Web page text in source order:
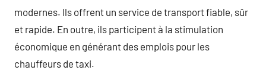
modernes. Ils offrent un service de transport fiable, sûr
et rapide. En outre, ils participent à la stimulation
économique en générant des emplois pour les
chauffeurs de taxi.